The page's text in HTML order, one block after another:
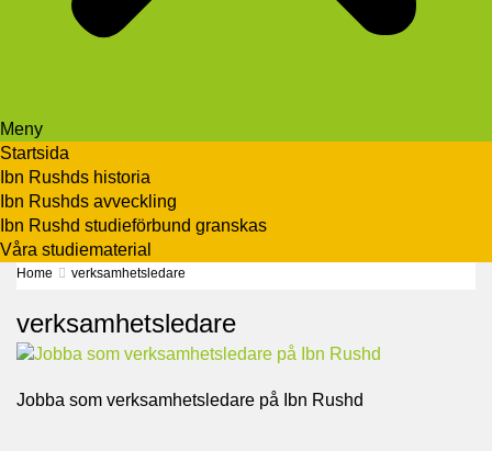
Meny
Startsida
Ibn Rushds historia
Ibn Rushds avveckling
Ibn Rushd studieförbund granskas​
Våra studiematerial
Home verksamhetsledare
verksamhetsledare
Jobba som verksamhetsledare på Ibn Rushd